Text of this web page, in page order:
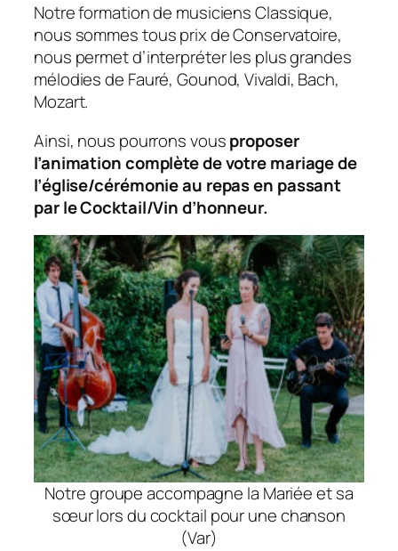
Notre formation de musiciens Classique,
nous sommes tous prix de Conservatoire,
nous permet d’interpréter les plus grandes
mélodies de Fauré, Gounod, Vivaldi, Bach,
Mozart.
Ainsi, nous pourrons vousproposer
l’animation complète de votre mariage de
l’église/cérémonie au repas en passant
par le Cocktail/Vin d’honneur.
Notre groupe accompagne la Mariée et sa
sœur lors du cocktail pour une chanson
(Var)